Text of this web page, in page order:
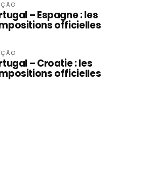
– Espagne : les
officielles
– Croatie : les
officielles